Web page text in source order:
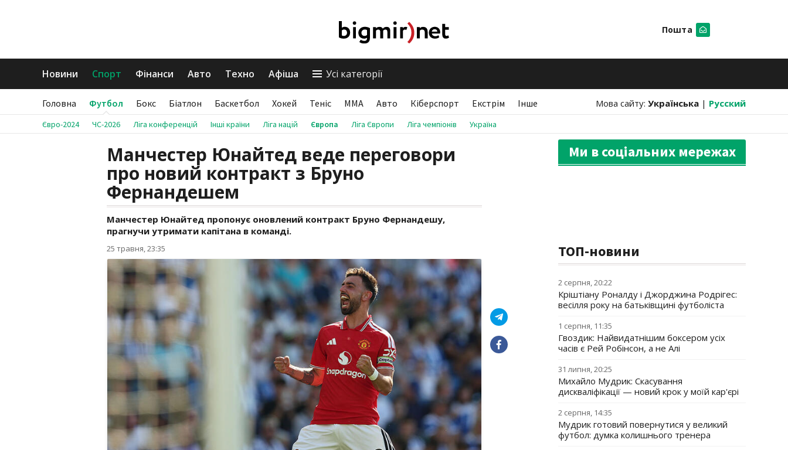
Пошта
Новини Спорт Фінанси Авто Техно Афіша Усі категорії
Головна Футбол Бокс Біатлон Баскетбол Хокей Теніс ММА Авто Кіберспорт Екстрім Інше Мова сайту: Українська | Русский
Євро-2024 ЧС-2026 Ліга конференцій Інші країни Ліга націй Європа Ліга Європи Ліга чемпіонів Україна
Манчестер Юнайтед веде переговори
про новий контракт з Бруно
Фернандешем
Манчестер Юнайтед пропонує оновлений контракт Бруно Фернандешу,
прагнучи утримати капітана в команді.
25 травня, 23:35
Ми в соціальних мережах
ТОП-новини
2 серпня, 20:22
Кріштіану Роналду і Джорджина Родрігес:
весілля року на батьківщині футболіста
1 серпня, 11:35
Гвоздик: Найвидатнішим боксером усіх
часів є Рей Робінсон, а не Алі
31 липня, 20:25
Михайло Мудрик: Скасування
дискваліфікації — новий крок у моїй кар'єрі
2 серпня, 14:35
Мудрик готовий повернутися у великий
футбол: думка колишнього тренера